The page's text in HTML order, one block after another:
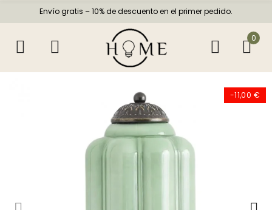
Envío gratis – 10% de descuento en el primer pedido.
0
-11,00 €